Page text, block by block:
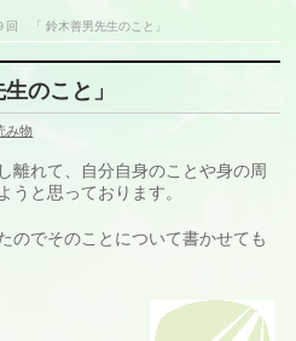
回 「 鈴木善男先生のこと」
のこと」
み物
離れて、自分自身のことや身の周
うと思っております。
のでそのことについて書かせても